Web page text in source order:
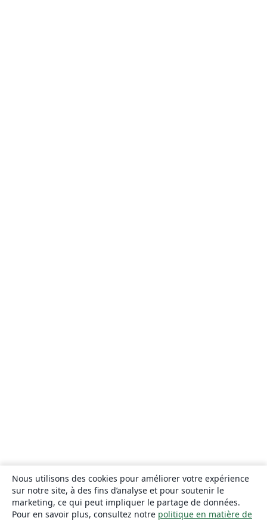
Nous utilisons des cookies pour améliorer votre expérience
sur notre site, à des fins d’analyse et pour soutenir le
marketing, ce qui peut impliquer le partage de données.
Pour en savoir plus, consultez notre politique en matière de